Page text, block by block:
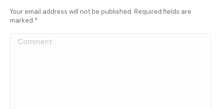
Your email address will not be published. Required fields are
marked *
Comment